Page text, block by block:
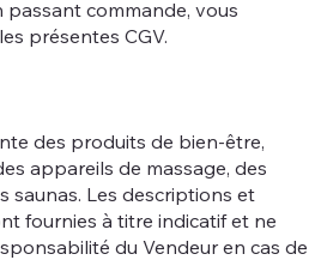
passant commande, vous
présentes CGV.
des produits de bien-être,
appareils de massage, des
saunas. Les descriptions et
fournies à titre indicatif et ne
du Vendeur en cas de